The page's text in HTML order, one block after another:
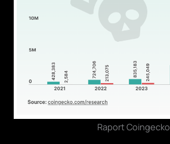
Raport Coingecko